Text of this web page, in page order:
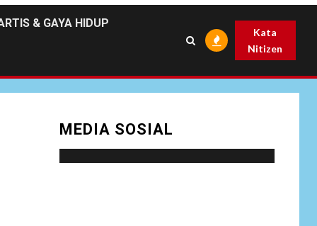
& GAYA HIDUP
Kata
Nitizen
MEDIA SOSIAL
UUD 1945 dan
Program Strategis
Prabowo
Hukum, Ungkap